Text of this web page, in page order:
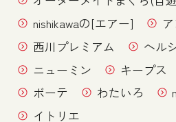
nishikawaの[エアー]
西川プレミアム
ヘル
ニューミン
キープス
ボーテ
わたいろ
イトリエ